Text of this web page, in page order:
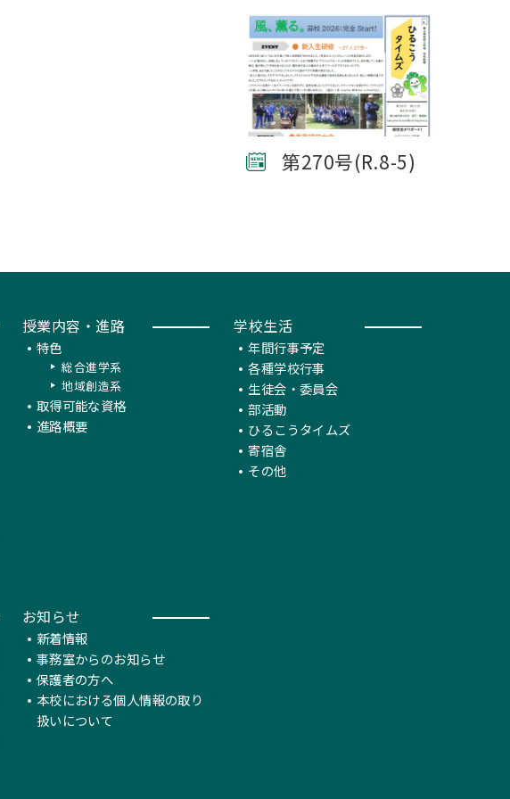
第270号(R.8-5)
授業内容・進路
特色
総合進学系
地域創造系
取得可能な資格
進路概要
学校生活
年間行事予定
各種学校行事
生徒会・委員会
部活動
ひるこうタイムズ
寄宿舎
その他
お知らせ
新着情報
事務室からのお知らせ
保護者の方へ
本校における個人情報の取り
扱いについて